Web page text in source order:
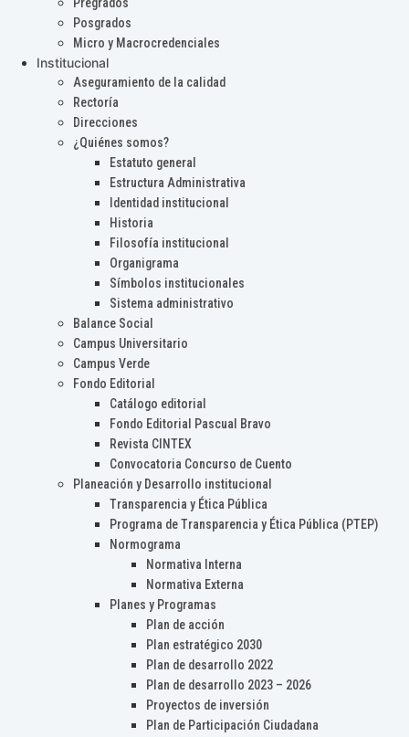
Pregrados
Posgrados
Micro y Macrocredenciales
Institucional
Aseguramiento de la calidad
Rectoría
Direcciones
¿Quiénes somos?
Estatuto general
Estructura Administrativa
Identidad institucional
Historia
Filosofía institucional
Organigrama
Símbolos institucionales
Sistema administrativo
Balance Social
Campus Universitario
Campus Verde
Fondo Editorial
Catálogo editorial
Fondo Editorial Pascual Bravo
Revista CINTEX
Convocatoria Concurso de Cuento
Planeación y Desarrollo institucional
Transparencia y Ética Pública
Programa de Transparencia y Ética Pública (PTEP)
Normograma
Normativa Interna
Normativa Externa
Planes y Programas
Plan de acción
Plan estratégico 2030
Plan de desarrollo 2022
Plan de desarrollo 2023 – 2026
Proyectos de inversión
Plan de Participación Ciudadana